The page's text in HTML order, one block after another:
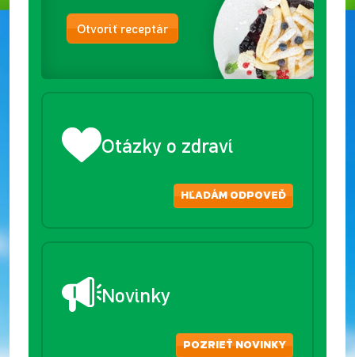
Otvoriť receptár
Otázky o zdraví
HĽADÁM ODPOVEĎ
Novinky
POZRIEŤ NOVINKY